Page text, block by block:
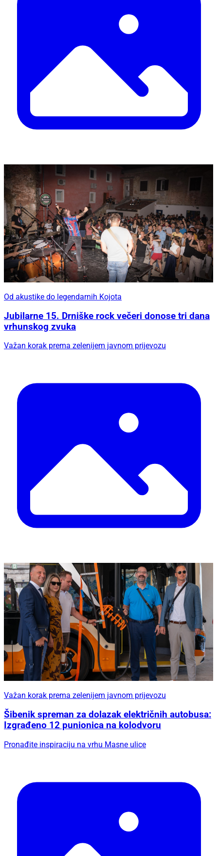
Od akustike do legendarnih Kojota
Jubilarne 15. Drniške rock večeri donose tri dana
vrhunskog zvuka
Važan korak prema zelenijem javnom prijevozu
Važan korak prema zelenijem javnom prijevozu
Šibenik spreman za dolazak električnih autobusa:
Izgrađeno 12 punionica na kolodvoru
Pronađite inspiraciju na vrhu Masne ulice